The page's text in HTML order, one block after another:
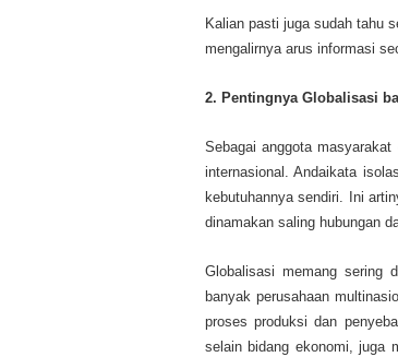
Kalian pasti juga sudah tahu
mengalirnya arus informasi
2. Pentingnya Globalisasi
Sebagai anggota
internasional. Andaikata
kebutuhannya sendiri. Ini
dinamakan saling hubungan
Globalisasi memang sering
banyak perusahaan
proses produksi dan
selain bidang ekonomi, juga